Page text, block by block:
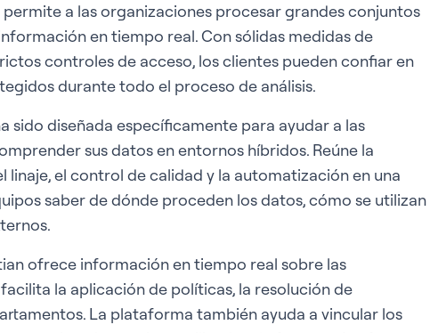
a las organizaciones procesar grandes conjuntos
en tiempo real. Con sólidas medidas de
controles de acceso, los clientes pueden confiar en
durante todo el proceso de análisis.
sido diseñada específicamente para ayudar a las
sus datos en entornos híbridos. Reúne la
linaje, el control de calidad y la automatización en una
saber de dónde proceden los datos, cómo se utilizan
ofrece información en tiempo real sobre las
la aplicación de políticas, la resolución de
La plataforma también ayuda a vincular los